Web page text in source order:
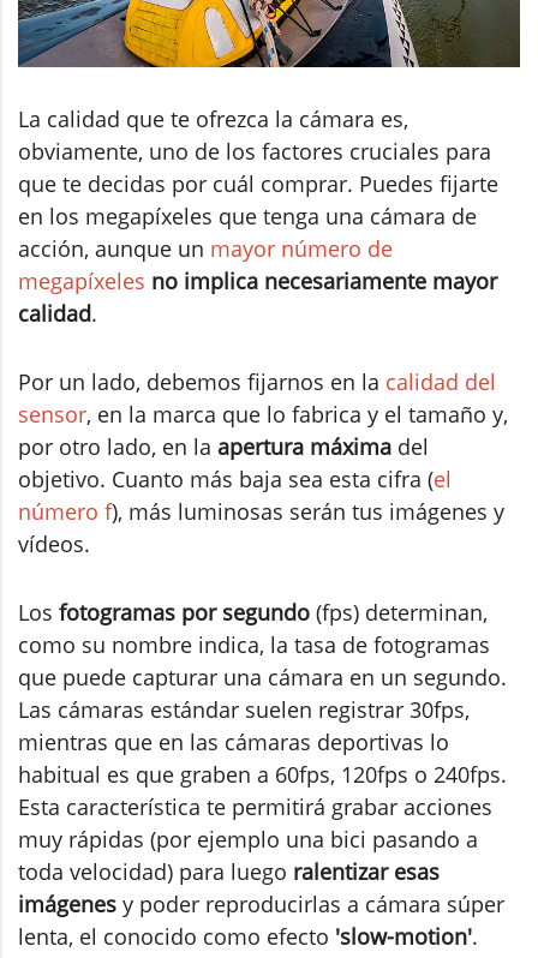
La calidad que te ofrezca la cámara es,
obviamente, uno de los factores cruciales para
que te decidas por cuál comprar. Puedes fijarte
en los megapíxeles que tenga una cámara de
acción, aunque un mayor número de
megapíxeles no implica necesariamente mayor
calidad.
Por un lado, debemos fijarnos en la calidad del
sensor, en la marca que lo fabrica y el tamaño y,
por otro lado, en la apertura máxima del
objetivo. Cuanto más baja sea esta cifra (el
número f), más luminosas serán tus imágenes y
vídeos.
Los fotogramas por segundo (fps) determinan,
como su nombre indica, la tasa de fotogramas
que puede capturar una cámara en un segundo.
Las cámaras estándar suelen registrar 30fps,
mientras que en las cámaras deportivas lo
habitual es que graben a 60fps, 120fps o 240fps.
Esta característica te permitirá grabar acciones
muy rápidas (por ejemplo una bici pasando a
toda velocidad) para luego ralentizar esas
imágenes y poder reproducirlas a cámara súper
lenta, el conocido como efecto 'slow-motion'.